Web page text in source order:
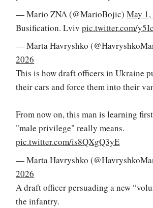
— Mario ZNA (@MarioBojic)May
Busification. Lvivpic.twitter.com/
— Marta Havryshko
2026
This is how draft officers in Ukraine
their cars and force them into their
From now on, this man is learning
"male privilege" really means.
pic.twitter.com/is8QXgQ3yE
— Marta Havryshko
2026
A draft officer persuading a new
the infantry.